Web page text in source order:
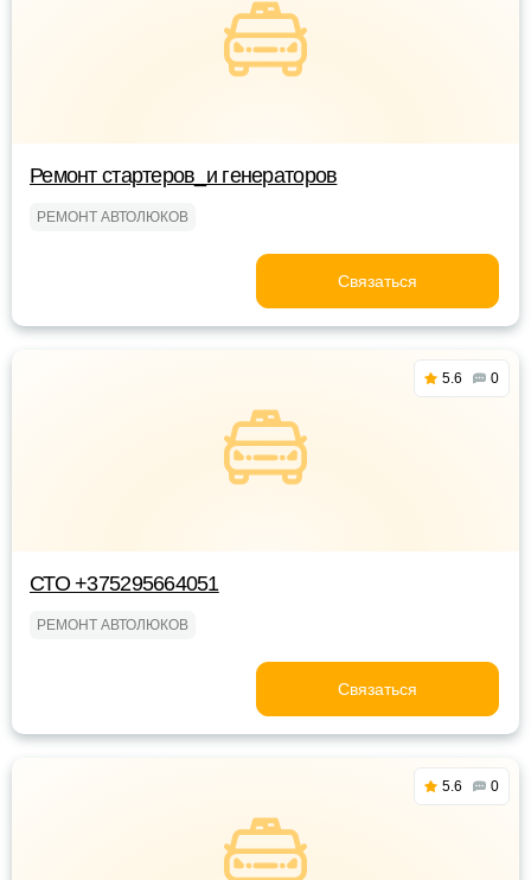
Ремонт стартеров_и генераторов
РЕМОНТ АВТОЛЮКОВ
Связаться
5.6 0
СТО +375295664051
РЕМОНТ АВТОЛЮКОВ
Связаться
5.6 0